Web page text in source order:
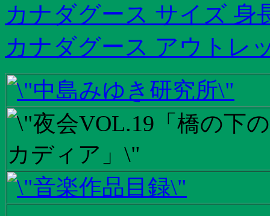
カナダグース サイズ 身
カナダグース アウトレ